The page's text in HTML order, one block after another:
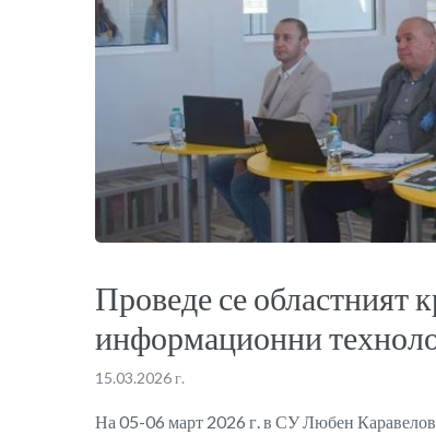
Проведе се областният
информационни
15.03.2026 г.
На 05-06 март 2026 г. в СУ Любен